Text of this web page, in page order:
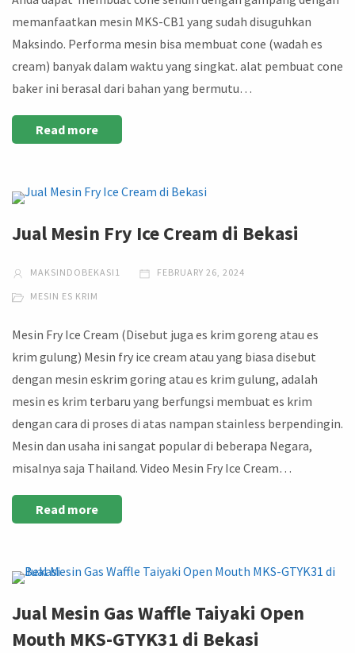
memanfaatkan mesin MKS-CB1 yang sudah disuguhkan
Maksindo. Performa mesin bisa membuat cone (wadah es
cream) banyak dalam waktu yang singkat. alat pembuat cone
baker ini berasal dari bahan yang bermutu…
Read more
Jual Mesin Fry Ice Cream di Bekasi
MAKSINDOBEKASI1 FEBRUARY 26, 2024
MESIN ES KRIM
Mesin Fry Ice Cream (Disebut juga es krim goreng atau es
krim gulung) Mesin fry ice cream atau yang biasa disebut
dengan mesin eskrim goring atau es krim gulung, adalah
mesin es krim terbaru yang berfungsi membuat es krim
dengan cara di proses di atas nampan stainless berpendingin.
Mesin dan usaha ini sangat popular di beberapa Negara,
misalnya saja Thailand. Video Mesin Fry Ice Cream…
Read more
Jual Mesin Gas Waffle Taiyaki Open
Mouth MKS-GTYK31 di Bekasi